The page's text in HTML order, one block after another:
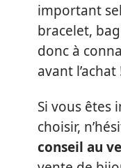
important
bracelet,
donc à
avant l’achat
Si vous êtes
choisir,
conseil au